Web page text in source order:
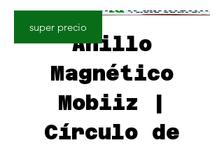
super precio
Anillo
Magnético
Mobiiz |
Círculo de